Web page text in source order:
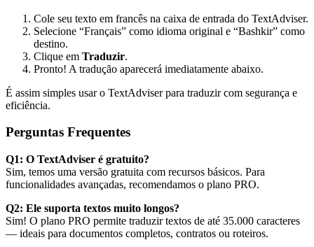
Cole seu texto em francês na caixa de entrada do TextAdviser.
Selecione “Français” como idioma original e “Bashkir” como
destino.
Clique em Traduzir.
Pronto! A tradução aparecerá imediatamente abaixo.
É assim simples usar o TextAdviser para traduzir com segurança e
eficiência.
Perguntas Frequentes
Q1: O TextAdviser é gratuito?
Sim, temos uma versão gratuita com recursos básicos. Para
funcionalidades avançadas, recomendamos o plano PRO.
Q2: Ele suporta textos muito longos?
Sim! O plano PRO permite traduzir textos de até 35.000 caracteres
— ideais para documentos completos, contratos ou roteiros.